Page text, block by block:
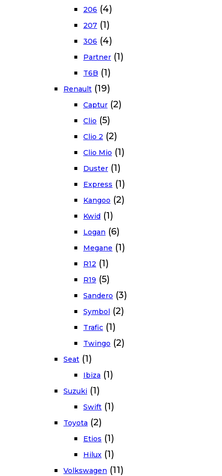
206 (4)
207 (1)
306 (4)
Partner (1)
T6B (1)
Renault (19)
Captur (2)
Clio (5)
Clio 2 (2)
Clio Mio (1)
Duster (1)
Express (1)
Kangoo (2)
Kwid (1)
Logan (6)
Megane (1)
R12 (1)
R19 (5)
Sandero (3)
Symbol (2)
Trafic (1)
Twingo (2)
Seat (1)
Ibiza (1)
Suzuki (1)
Swift (1)
Toyota (2)
Etios (1)
Hilux (1)
Volkswagen (11)